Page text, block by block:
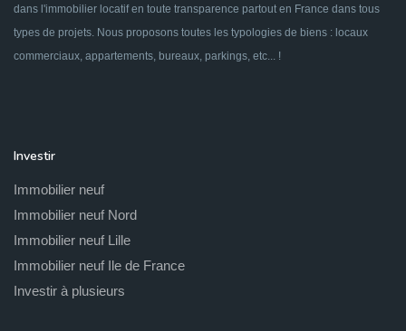
dans l'immobilier locatif en toute transparence partout en France dans tous
types de projets. Nous proposons toutes les typologies de biens : locaux
commerciaux, appartements, bureaux, parkings, etc... !
Investir
Immobilier neuf
Immobilier neuf Nord
Immobilier neuf Lille
Immobilier neuf Ile de France
Investir à plusieurs